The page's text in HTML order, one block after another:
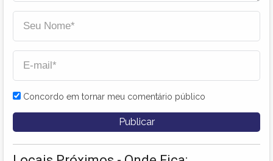
Concordo em tornar meu comentário público